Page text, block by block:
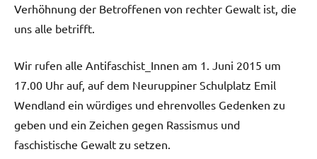
Verhöhnung der Betroffenen von rechter Gewalt ist, die
uns alle betrifft.
Wir rufen alle Antifaschist_Innen am 1. Juni 2015 um
17.00 Uhr auf, auf dem Neuruppiner Schulplatz Emil
Wendland ein würdiges und ehrenvolles Gedenken zu
geben und ein Zeichen gegen Rassismus und
faschistische Gewalt zu setzen.